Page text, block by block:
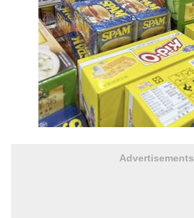
Advertisements